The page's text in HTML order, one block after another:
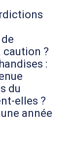
caution ?
:
du
elles ?
année